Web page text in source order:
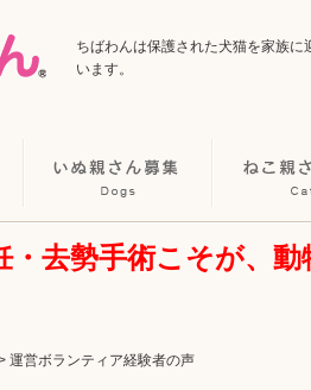
ちばわんは保護された犬猫を家族
います。
・去勢手術こそが、
運営ボランティア経験者の声